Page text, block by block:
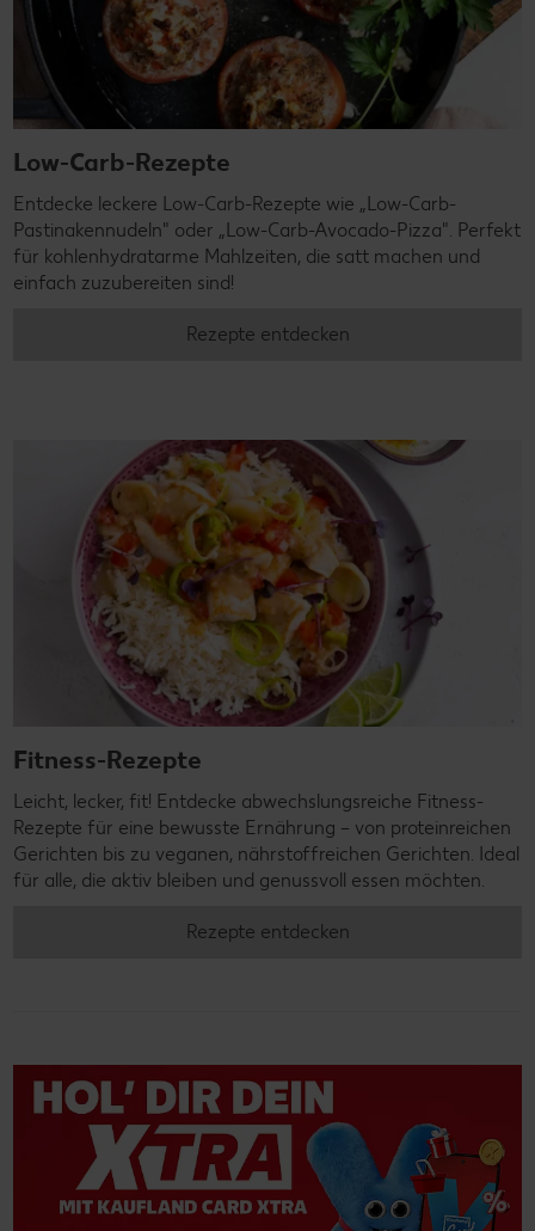
Low-Carb-Rezepte
Entdecke leckere Low-Carb-Rezepte wie „Low-Carb-
Pastinakennudeln" oder „Low-Carb-Avocado-Pizza". Perfekt
für kohlenhydratarme Mahlzeiten, die satt machen und
einfach zuzubereiten sind!
Rezepte entdecken
Fitness-Rezepte
Leicht, lecker, fit! Entdecke abwechslungsreiche Fitness-
Rezepte für eine bewusste Ernährung – von proteinreichen
Gerichten bis zu veganen, nährstoffreichen Gerichten. Ideal
für alle, die aktiv bleiben und genussvoll essen möchten.
Rezepte entdecken